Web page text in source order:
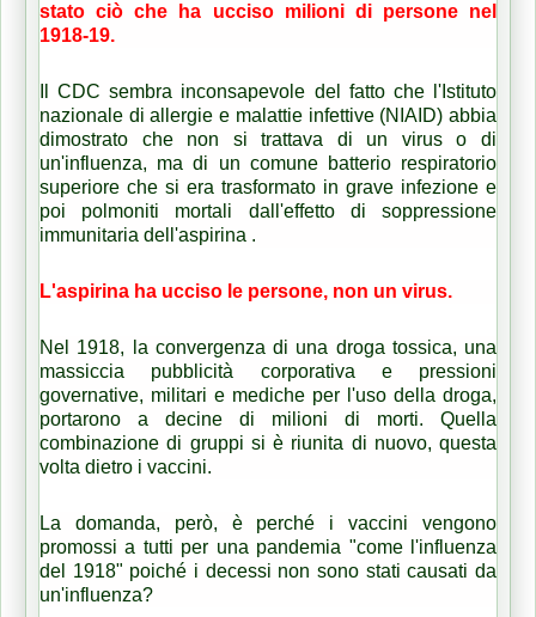
stato ciò che ha ucciso milioni di persone nel
1918-19.
Il CDC sembra inconsapevole del fatto che l'Istituto
nazionale di allergie e malattie infettive (NIAID) abbia
dimostrato che non si trattava di un virus o di
un'influenza, ma di un comune batterio respiratorio
superiore che si era trasformato in grave infezione e
poi polmoniti mortali dall'effetto di soppressione
immunitaria dell'aspirina .
L'aspirina ha ucciso le persone, non un virus.
Nel 1918, la convergenza di una droga tossica, una
massiccia pubblicità corporativa e pressioni
governative, militari e mediche per l'uso della droga,
portarono a decine di milioni di morti. Quella
combinazione di gruppi si è riunita di nuovo, questa
volta dietro i vaccini.
La domanda, però, è perché i vaccini vengono
promossi a tutti per una pandemia "come l'influenza
del 1918" poiché i decessi non sono stati causati da
un'influenza?